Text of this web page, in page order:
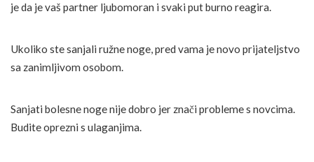
je da je vaš partner ljubomoran i svaki put burno reagira.
Ukoliko ste sanjali ružne noge, pred vama je novo prijateljstvo
sa zanimljivom osobom.
Sanjati bolesne noge nije dobro jer znači probleme s novcima.
Budite oprezni s ulaganjima.